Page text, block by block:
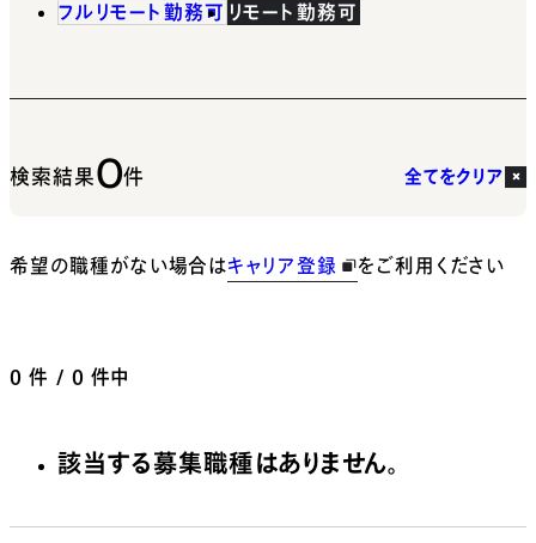
フルリモート勤務可 リモート勤務可
検索結果0件 全てをクリア
希望の職種がない場合はキャリア登録 をご利用ください
0 件 / 0 件中
該当する募集職種はありません。